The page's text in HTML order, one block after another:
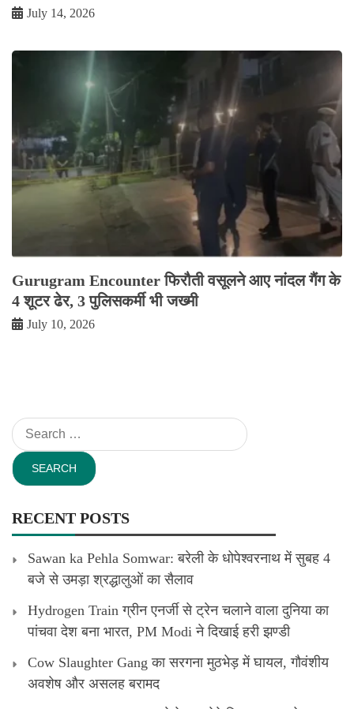
July 14, 2026
Gurugram Encounter फिरौती वसूलने आए नांदल गैंग के
4 शूटर ढेर, 3 पुलिसकर्मी भी जख्मी
July 10, 2026
Search
for:
RECENT POSTS
Sawan ka Pehla Somwar: बरेली के धोपेश्वरनाथ में सुबह 4
बजे से उमड़ा श्रद्धालुओं का सैलाव
Hydrogen Train ग्रीन एनर्जी से ट्रेन चलाने वाला दुनिया का
पांचवा देश बना भारत, PM Modi ने दिखाई हरी झण्डी
Cow Slaughter Gang का सरगना मुठभेड़ में घायल, गौवंशीय
अवशेष और असलह बरामद